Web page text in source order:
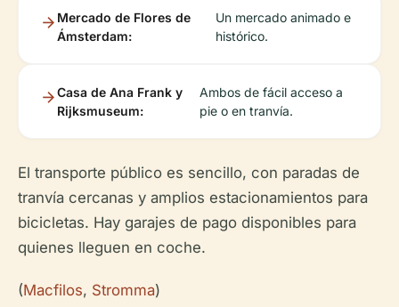
Mercado de Flores de
Ámsterdam:
Un mercado animado e
histórico.
Casa de Ana Frank y
Rijksmuseum:
Ambos de fácil acceso a
pie o en tranvía.
El transporte público es sencillo, con paradas de
tranvía cercanas y amplios estacionamientos para
bicicletas. Hay garajes de pago disponibles para
quienes lleguen en coche.
(Macfilos, Stromma)